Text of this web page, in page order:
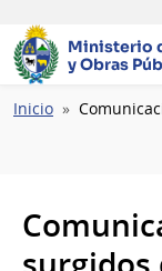
Ministerio
y Obras
Ruta
Inicio